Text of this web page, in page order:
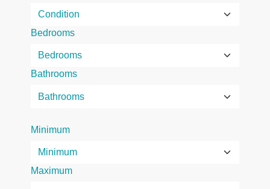
Bedrooms
Bathrooms
Minimum
Maximum